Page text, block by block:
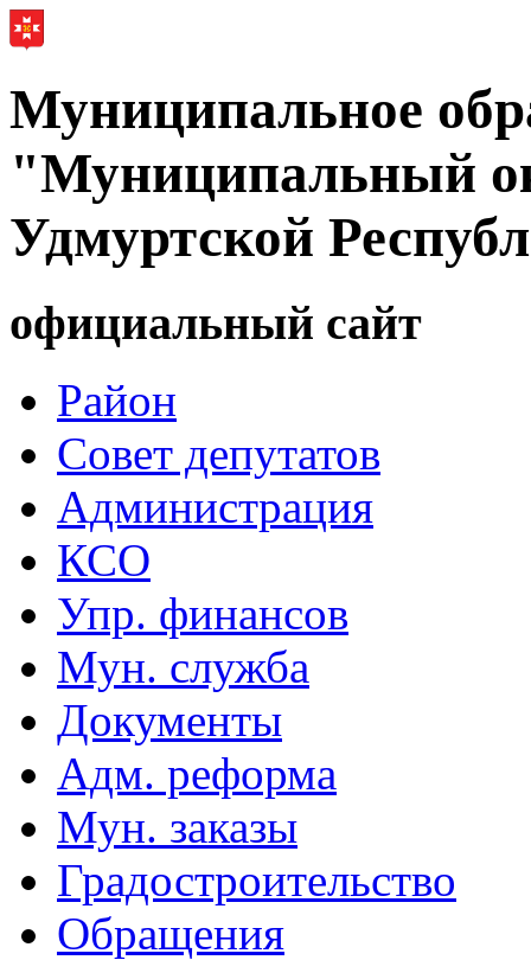
Муниципальное
"Муниципальный
Удмуртской
официальный сайт
Район
Совет депутатов
Администрация
КСО
Упр. финансов
Мун. служба
Документы
Адм. реформа
Мун. заказы
Градостроительство
Обращения